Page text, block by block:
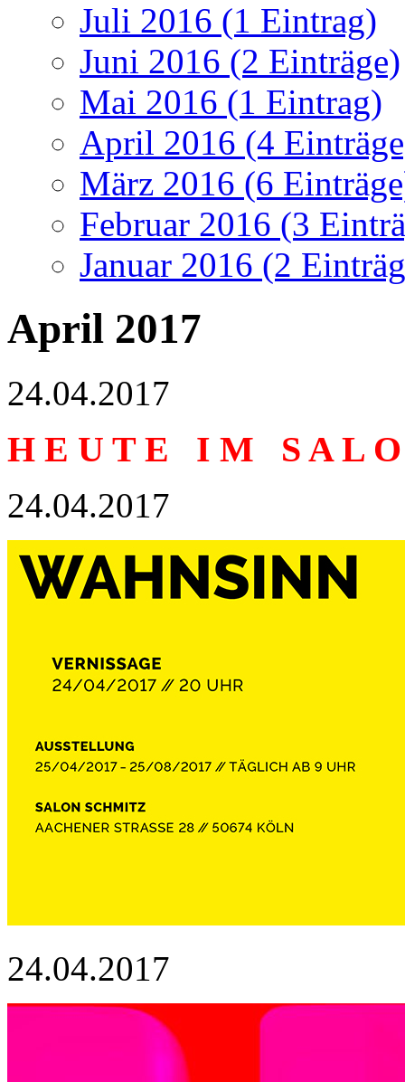
Juli 2016 (1 Eintrag)
Juni 2016 (2 Einträge)
Mai 2016 (1 Eintrag)
April 2016 (4
März 2016 (6
Februar 2016 (3
Januar 2016 (2
April 2017
24.04.2017
H E U T E I M S A L
24.04.2017
24.04.2017